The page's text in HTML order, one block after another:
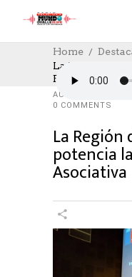
Home
La Región De
Economía
DESTACADOS
AUTHOR: HECTOR
0 COMMENTS
La
potencia
Asociativa